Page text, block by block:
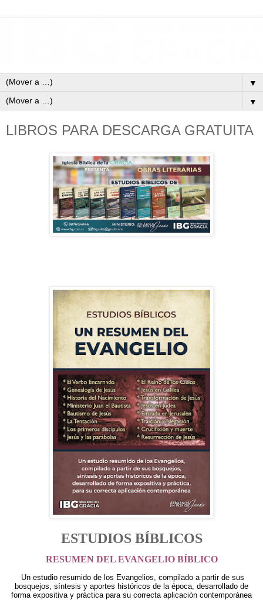
▼
▼
LIBROS PARA DESCARGA GRATUITA
ESTUDIOS BÍBLICOS
RESUMEN DEL EVANGELIO BÍBLICO
Un estudio resumido de los Evangelios, compilado a partir de sus
bosquejos, síntesis y aportes históricos de la época, desarrollado de
forma expositiva y práctica para su correcta aplicación contemporánea